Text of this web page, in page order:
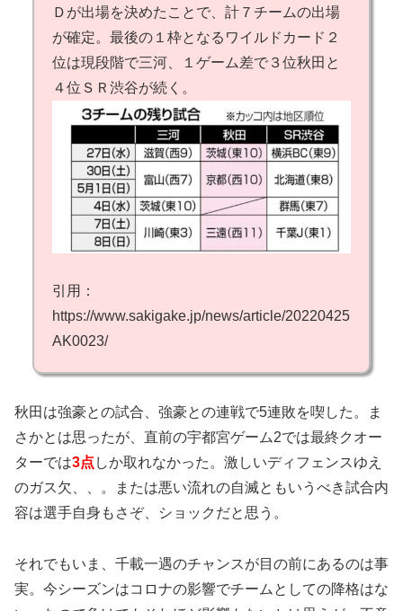
Ｄが出場を決めたことで、計７チームの出場
が確定。最後の１枠となるワイルドカード２
位は現段階で三河、１ゲーム差で３位秋田と
４位ＳＲ渋谷が続く。
引用：
https://www.sakigake.jp/news/article/20220425
AK0023/
秋田は強豪との試合、強豪との連戦で5連敗を喫した。ま
さかとは思ったが、直前の宇都宮ゲーム2では最終クオー
ターでは3点 しか取れなかった。激しいディフェンスゆえ
のガス欠、、。または悪い流れの自滅ともいうべき試合内
容は選手自身もさぞ、ショックだと思う。
それでもいま、千載一遇のチャンスが目の前にあるのは事
実。今シーズンはコロナの影響でチームとしての降格はな